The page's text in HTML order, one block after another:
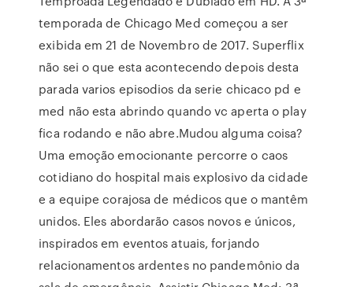
temporada de Chicago Med começou a ser
exibida em 21 de Novembro de 2017. Superflix
não sei o que esta acontecendo depois desta
parada varios episodios da serie chicaco pd e
med não esta abrindo quando vc aperta o play
fica rodando e não abre.Mudou alguma coisa?
Uma emoção emocionante percorre o caos
cotidiano do hospital mais explosivo da cidade
e a equipe corajosa de médicos que o mantêm
unidos. Eles abordarão casos novos e únicos,
inspirados em eventos atuais, forjando
relacionamentos ardentes no pandemônio da